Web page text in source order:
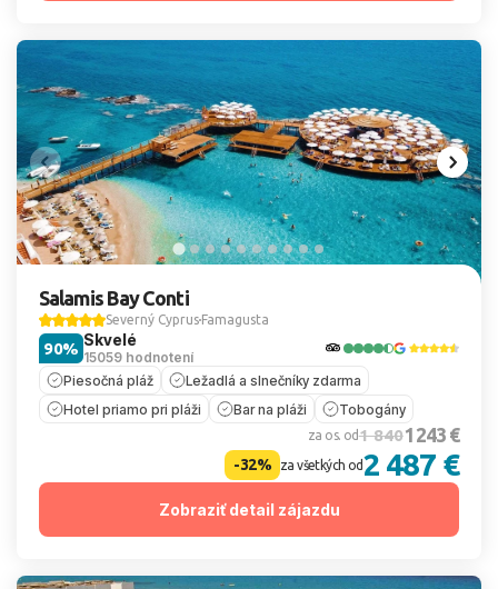
Salamis Bay Conti
Severný Cyprus Famagusta
Skvelé
15059 hodnotení
90%
Piesočná pláž
Ležadlá a slnečníky zdarma
Hotel priamo pri pláži
Bar na pláži Tobogány
za os. od1 8401 243 €
-32% za všetkých od2 487 €
Zobraziť detail zájazdu